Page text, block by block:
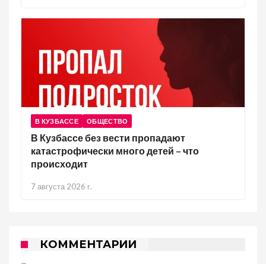
В КУЗБАССЕ ОБЩЕСТВО
В Кузбассе без вести пропадают
катастрофически много детей – что
происходит
7 августа 2026 г.
КОММЕНТАРИИ